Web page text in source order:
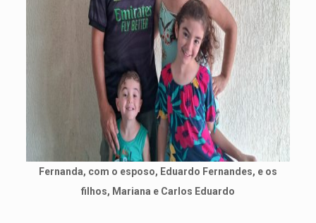
Fernanda, com o esposo, Eduardo Fernandes, e os
filhos, Mariana e Carlos Eduardo